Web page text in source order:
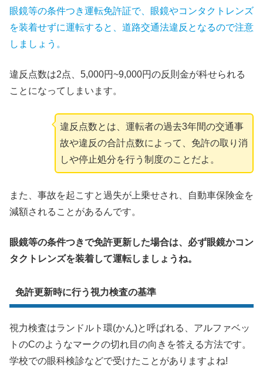
眼鏡等の条件つき運転免許証で、眼鏡やコンタクトレンズ
を装着せずに運転すると、道路交通法違反となるので注意
しましょう。
違反点数は2点、5,000円~9,000円の反則金が科せられる
ことになってしまいます。
違反点数とは、運転者の過去3年間の交通事
故や違反の合計点数によって、免許の取り消
しや停止処分を行う制度のことだよ。
また、事故を起こすと過失が上乗せされ、自動車保険金を
減額されることがあるんです。
眼鏡等の条件つきで免許更新した場合は、必ず眼鏡かコン
タクトレンズを装着して運転しましょうね。
免許更新時に行う視力検査の基準
視力検査はランドルト環(かん)と呼ばれる、アルファベッ
トのCのようなマークの切れ目の向きを答える方法です。
学校での眼科検診などで受けたことがありますよね!